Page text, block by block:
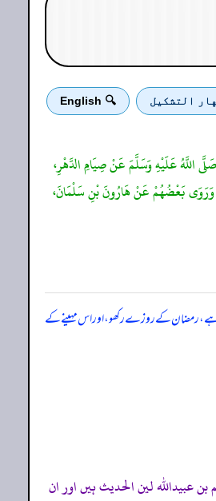
التشكيل 🔍 English
اللَّهُ عَلَيْهِ وَسَلَّمَ عَنْ صِيَامِ الدَّهْرِ،
بَعْضُهُمْ عَنْ هَارُونَ بْنِ سَلْمَانَ،
ہے، رمضان کے روزے رکھو، اور اس مہینے کے
اور مسلم بن عبیداللہ لین الحدیث ہیں اور ان